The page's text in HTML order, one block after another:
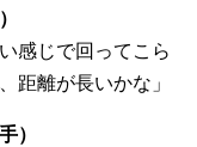
感じで回ってこら
距離が長いかな」
）